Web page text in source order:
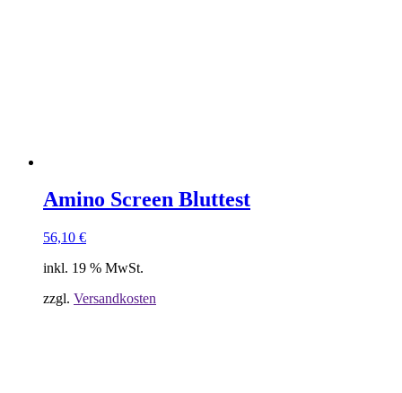
Amino Screen Bluttest
56,10 €
inkl. 19 % MwSt.
zzgl. Versandkosten